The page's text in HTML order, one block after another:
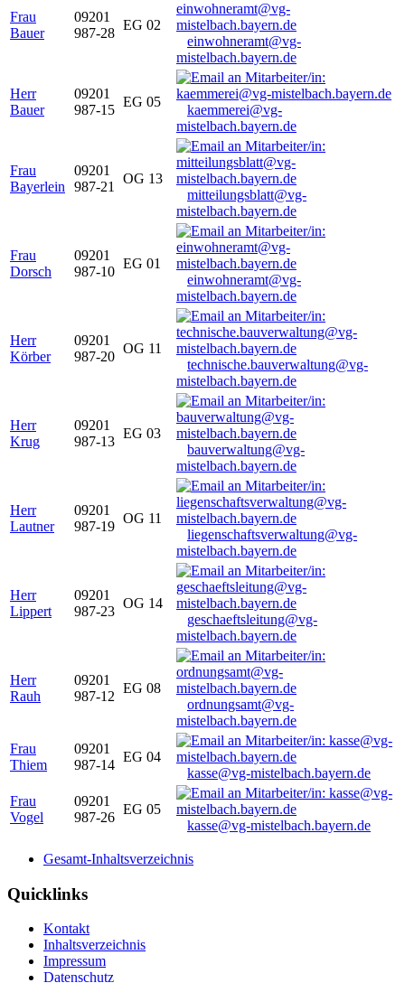
Frau
Bauer
09201
987-28
EG 02
einwohneramt@vg-
mistelbach.bayern.de
Herr
Bauer
09201
987-15
EG 05
kaemmerei@vg-
mistelbach.bayern.de
Frau
Bayerlein
09201
987-21
OG 13
mitteilungsblatt@vg-
mistelbach.bayern.de
Frau
Dorsch
09201
987-10
EG 01
einwohneramt@vg-
mistelbach.bayern.de
Herr
Körber
09201
987-20
OG 11
technische.bauverwaltung@vg-
mistelbach.bayern.de
Herr
Krug
09201
987-13
EG 03
bauverwaltung@vg-
mistelbach.bayern.de
Herr
Lautner
09201
987-19
OG 11
liegenschaftsverwaltung@vg-
mistelbach.bayern.de
Herr
Lippert
09201
987-23
OG 14
geschaeftsleitung@vg-
mistelbach.bayern.de
Herr
Rauh
09201
987-12
EG 08
ordnungsamt@vg-
mistelbach.bayern.de
Frau
Thiem
09201
987-14
EG 04
kasse@vg-mistelbach.bayern.de
Frau
Vogel
09201
987-26
EG 05
kasse@vg-mistelbach.bayern.de
Gesamt-Inhaltsverzeichnis
Quicklinks
Kontakt
Inhaltsverzeichnis
Impressum
Datenschutz